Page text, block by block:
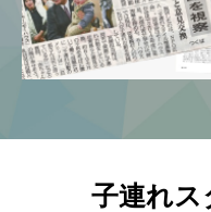
子連れス